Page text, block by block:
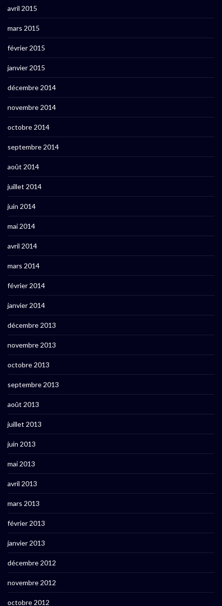
avril 2015
mars 2015
février 2015
janvier 2015
décembre 2014
novembre 2014
octobre 2014
septembre 2014
août 2014
juillet 2014
juin 2014
mai 2014
avril 2014
mars 2014
février 2014
janvier 2014
décembre 2013
novembre 2013
octobre 2013
septembre 2013
août 2013
juillet 2013
juin 2013
mai 2013
avril 2013
mars 2013
février 2013
janvier 2013
décembre 2012
novembre 2012
octobre 2012